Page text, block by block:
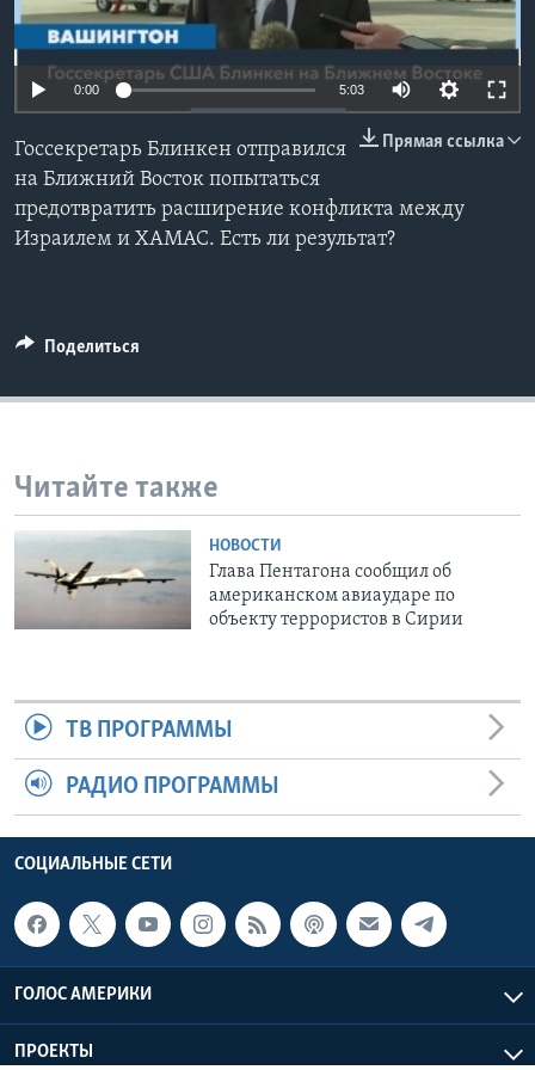
Learning English
Языки
0:00 5:03
Прямая ссылка
Госсекретарь Блинкен отправился
на Ближний Восток попытаться
предотвратить расширение конфликта между
Израилем и ХАМАС. Есть ли результат?
Поделиться
Читайте также
НОВОСТИ
Глава Пентагона сообщил об
американском авиаударе по
объекту террористов в Сирии
ТВ ПРОГРАММЫ
РАДИО ПРОГРАММЫ
СОЦИАЛЬНЫЕ СЕТИ
ГОЛОС АМЕРИКИ
ПРОЕКТЫ